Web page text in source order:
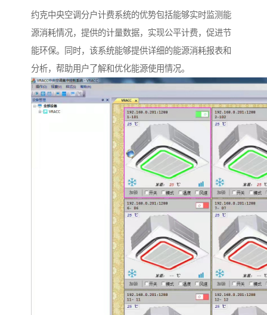
约克中央空调分户计费系统的优势包括能够实时监测能
源消耗情况，提供的计量数据，实现公平计费，促进节
能环保。同 时，该系统能够提供详细的能源消耗报表和
分析，帮助用户了解和优化能源使用情况。